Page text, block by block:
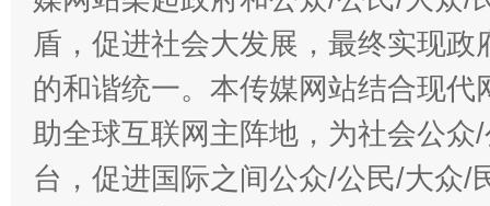
盾，促进社会大发展，最终实现
的和谐统一。本传媒网站结合现
助全球互联网主阵地，为社会公
台，促进国际之间公众/公民/大众/